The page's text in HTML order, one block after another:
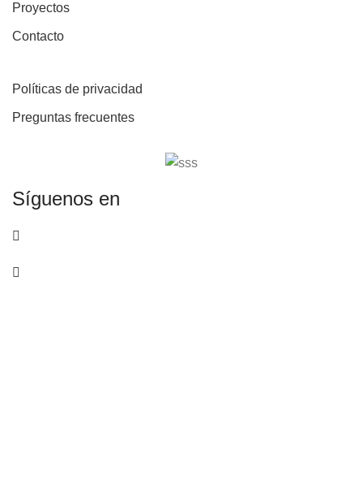
Proyectos
Contacto
Políticas de privacidad
Preguntas frecuentes
Síguenos en